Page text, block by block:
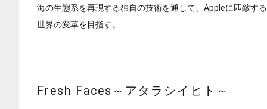
海の生態系を再現する独自の技術を通して、Appleに匹敵する
世界の変革を目指す。
Fresh Faces～アタラシイヒト～